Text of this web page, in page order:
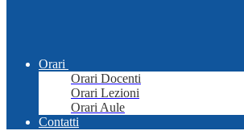
Orari
Orari Docenti
Orari Lezioni
Orari Aule
Contatti